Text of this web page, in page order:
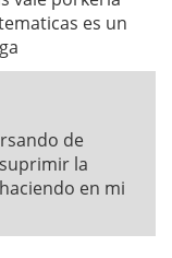
es un
de
la
en mi